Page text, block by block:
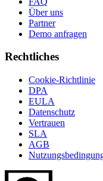
Über uns
Partner
Demo anfragen
Rechtliches
Cookie-Richtlinie
DPA
EULA
Datenschutz
Vertrauen
SLA
AGB